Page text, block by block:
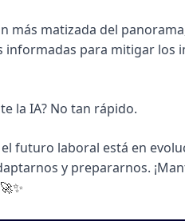
más matizada del
informadas para mitigar los
la IA? No tan rápido.
futuro laboral está en
y prepararnos.
🚀✨